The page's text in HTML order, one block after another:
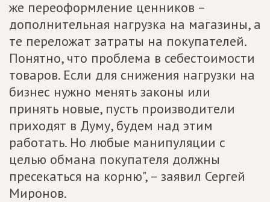
же переоформление ценников –
дополнительная нагрузка на магазины, а
те переложат затраты на покупателей.
Понятно, что проблема в себестоимости
товаров. Если для снижения нагрузки на
бизнес нужно менять законы или
принять новые, пусть производители
приходят в Думу, будем над этим
работать. Но любые манипуляции с
целью обмана покупателя должны
пресекаться на корню", – заявил Сергей
Миронов.